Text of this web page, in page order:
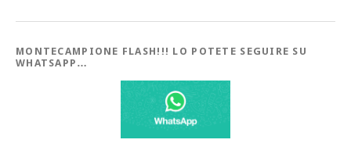
MONTECAMPIONE FLASH!!! LO POTETE SEGUIRE SU
WHATSAPP…